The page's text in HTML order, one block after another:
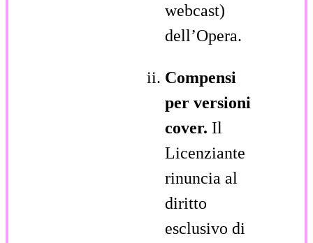
webcast)
dell’Opera.
Compensi
per versioni
cover. Il
Licenziante
rinuncia al
diritto
esclusivo di